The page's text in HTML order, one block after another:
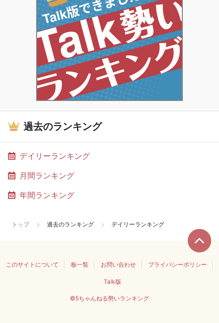
過去のランキング
デイリーランキング
月間ランキング
年間ランキング
トップ 過去のランキング デイリーランキング
このサイトについて 板一覧 お問い合わせ プライバシーポリシー
Talk版
©5ちゃんねる勢いランキング